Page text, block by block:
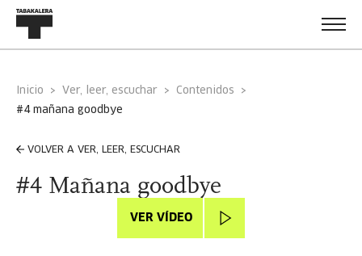
Inicio Ver, leer, escuchar
Contenidos
#4 mañana goodbye
VOLVER A VER, LEER, ESCUCHAR
#4 Mañana goodbye
VER VÍDEO